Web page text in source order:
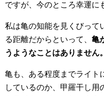
ですが、今のところ幸運に
私は亀の知能を見くびって
る距離だからといって、 亀
うようなことはありません。
亀も、ある程度までライト
しているのか、甲羅干し用